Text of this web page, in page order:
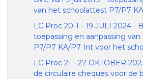
van het schoolattest P7/P7
LC Proc 20-1 - 19 JULI 2024 -
toepassing en aanpassing
P7/P7 KA/P7 Int voor het
LC Proc 21 - 27 OKTOBER
de circulaire cheques voor de